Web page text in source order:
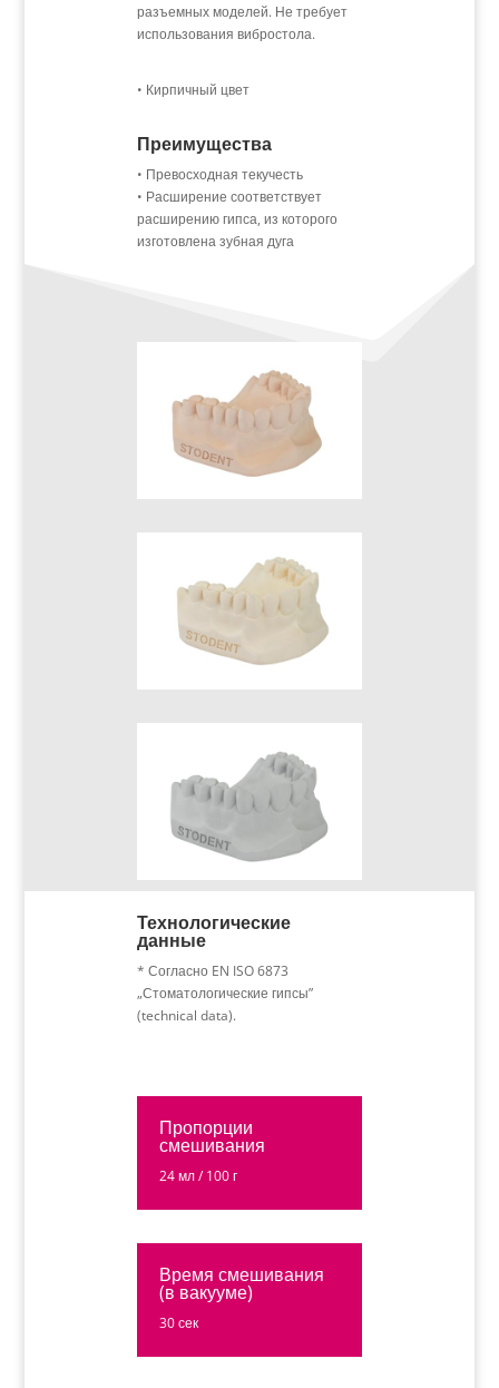
разъемных моделей. Не требует
использования вибростола.
• Кирпичный цвет
Преимущества
• Превосходная текучесть
• Расширение соответствует
расширению гипса, из которого
изготовлена зубная дуга
Технологические
данные
* Согласно EN ISO 6873
„Стоматологические гипсы”
(technical data).
Пропорции
смешивания
24 мл / 100 г
Время смешивания
(в вакууме)
30 сек